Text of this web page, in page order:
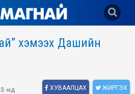
хэмээх Дашийн
-нд ХУВААЛЦАХ ЖИРГЭХ